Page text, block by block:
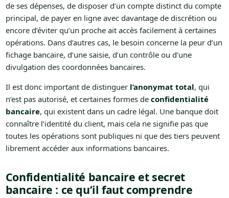
de ses dépenses, de disposer d’un compte distinct du compte
principal, de payer en ligne avec davantage de discrétion ou
encore d’éviter qu’un proche ait accès facilement à certaines
opérations. Dans d’autres cas, le besoin concerne la peur d’un
fichage bancaire, d’une saisie, d’un contrôle ou d’une
divulgation des coordonnées bancaires.
Il est donc important de distinguer l’anonymat total, qui
n’est pas autorisé, et certaines formes de confidentialité
bancaire, qui existent dans un cadre légal. Une banque doit
connaître l’identité du client, mais cela ne signifie pas que
toutes les opérations sont publiques ni que des tiers peuvent
librement accéder aux informations bancaires.
Confidentialité bancaire et secret
bancaire : ce qu’il faut comprendre